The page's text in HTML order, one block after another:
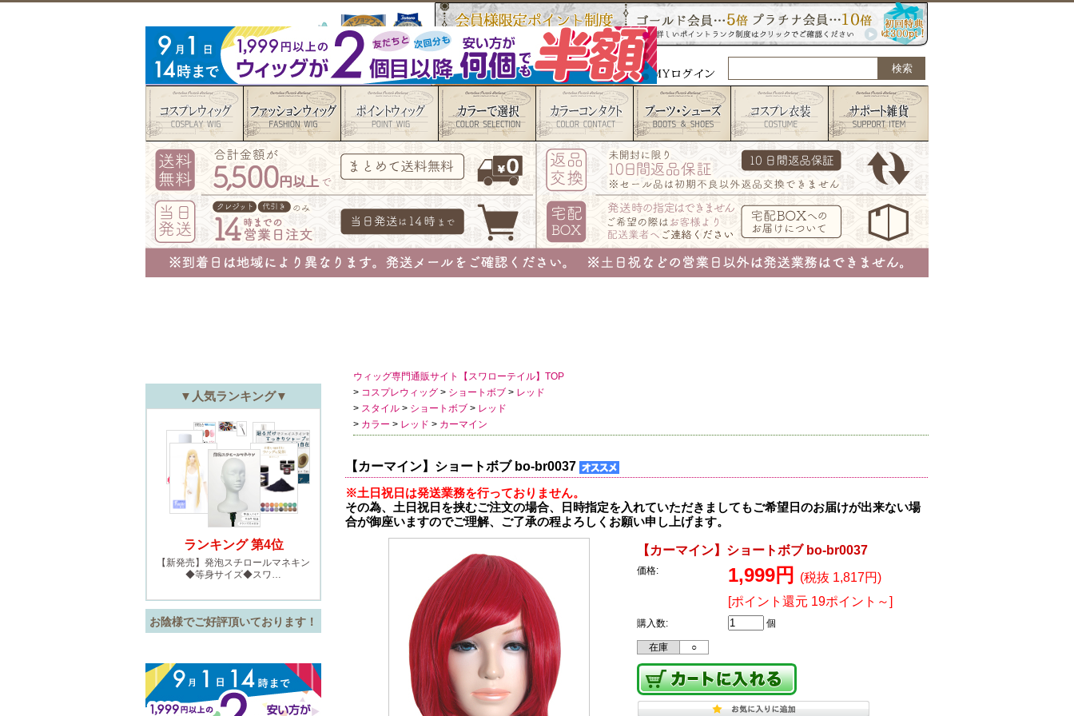
ウィッグ専門通販サイト【スワローテイル】TOP
> コスプレウィッグ > ショートボブ > レッド
> スタイル > ショートボブ > レッド
> カラー > レッド > カーマイン
【カーマイン】ショートボブ bo-br0037
※土日祝日は発送業務を行っておりません。
その為、土日祝日を挟むご注文の場合、日時指定を入れていただきましてもご希望日のお届けが出来ない場
合が御座いますのでご理解、ご了承の程よろしくお願い申し上げます。
【カーマイン】ショートボブ bo-br0037
価格: 1,999円
(税抜 1,817円)
[ポイント還元 19ポイント～]
購入数: 個
在庫 ○